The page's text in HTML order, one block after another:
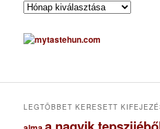
A
c
h
u
LEGTÖBBET KERESETT